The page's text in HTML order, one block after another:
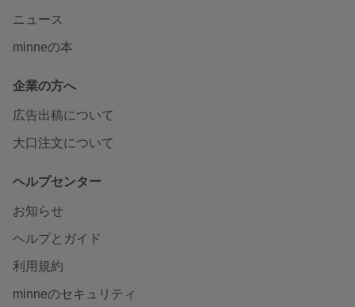
ニュース
minneの本
企業の方へ
広告出稿について
大口注文について
ヘルプセンター
お知らせ
ヘルプとガイド
利用規約
minneのセキュリティ